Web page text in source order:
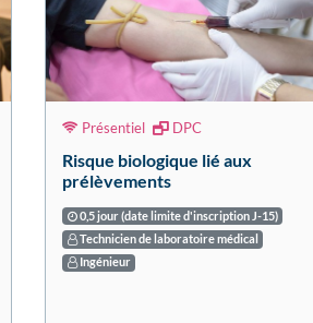
Présentiel DPC
Risque biologique lié aux
prélèvements
0,5 jour (date limite d'inscription J-15)
Technicien de laboratoire médical
Ingénieur